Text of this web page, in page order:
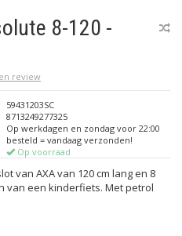
8-120 -
review
59431203SC
8713249277325
Op werkdagen en zondag voor 22:00
besteld = vandaag verzonden!
Op voorraad
van AXA van 120 cm lang en 8
van een kinderfiets. Met petrol